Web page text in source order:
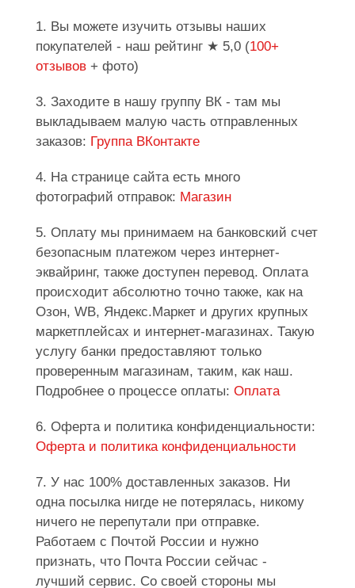
1. Вы можете изучить отзывы наших
покупателей - наш рейтинг ★ 5,0 (100+
отзывов + фото)
3. Заходите в нашу группу ВК - там мы
выкладываем малую часть отправленных
заказов: Группа ВКонтакте
4. На странице сайта есть много
фотографий отправок: Магазин
5. Оплату мы принимаем на банковский счет
безопасным платежом через интернет-
эквайринг, также доступен перевод. Оплата
происходит абсолютно точно также, как на
Озон, WB, Яндекс.Маркет и других крупных
маркетплейсах и интернет-магазинах. Такую
услугу банки предоставляют только
проверенным магазинам, таким, как наш.
Подробнее о процессе оплаты: Оплата
6. Оферта и политика конфиденциальности:
Оферта и политика конфиденциальности
7. У нас 100% доставленных заказов. Ни
одна посылка нигде не потерялась, никому
ничего не перепутали при отправке.
Работаем с Почтой России и нужно
признать, что Почта России сейчас -
лучший сервис. Со своей стороны мы